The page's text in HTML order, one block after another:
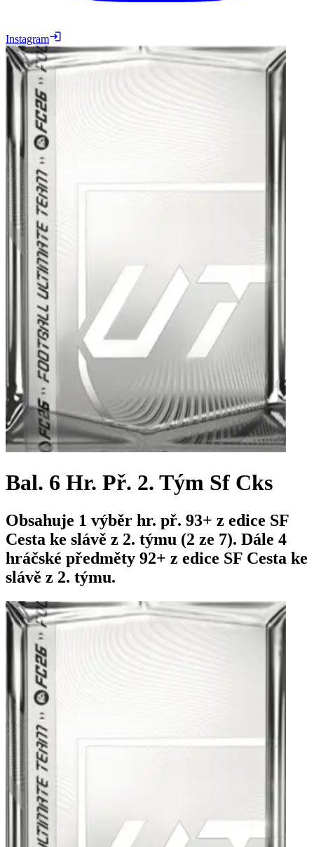
Instagram
Bal. 6 Hr. Př. 2. Tým Sf Cks
Obsahuje 1 výběr hr. př. 93+ z edice SF
Cesta ke slávě z 2. týmu (2 ze 7). Dále 4
hráčské předměty 92+ z edice SF Cesta ke
slávě z 2. týmu.